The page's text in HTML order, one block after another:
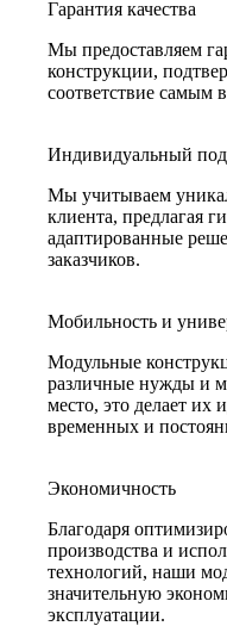
Гарантия качества
Мы предоставляем
конструкции,
соответствие самым
Индивидуальный
Мы учитываем
клиента, предлагая
адаптированные
заказчиков.
Мобильность и
Модульные
различные нужды и
место, это делает их
временных и
Экономичность
Благодаря
производства и
технологий, наши
значительную
эксплуатации.